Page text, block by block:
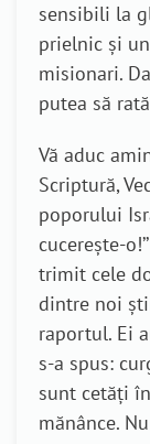
sensibili la
prielnic și
misionari.
putea să
Vă aduc
Scriptură,
poporului
cucerește-
trimit cele
dintre noi
raportul. Ei
s-a spus:
sunt cetăți
mănânce.